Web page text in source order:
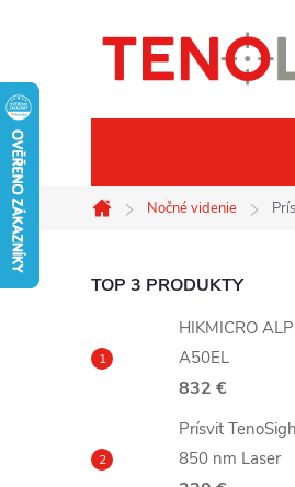
Domov
Nočné videnie
B
o
n
TOP 3 PRODUKTY
HIKMICRO
A50EL
832 €
Prísvit
850 nm Laser